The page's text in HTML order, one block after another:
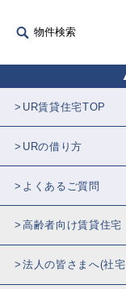
物件検索
UR賃貸住宅TOP
URの借り方
よくあるご質問
高齢者向け賃貸住宅
法人の皆さまへ(社